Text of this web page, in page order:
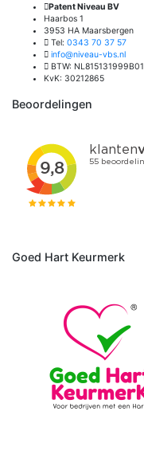
Patent Niveau BV
Haarbos 1
3953 HA Maarsbergen
Tel: 0343 70 37 57
info@niveau-vbs.nl
BTW: NL815131999B01
KvK: 30212865
Beoordelingen
Goed Hart Keurmerk